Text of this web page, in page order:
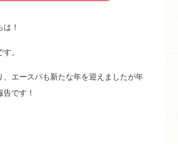
！
。
、エースパも新たな年を迎えましたが年
です！